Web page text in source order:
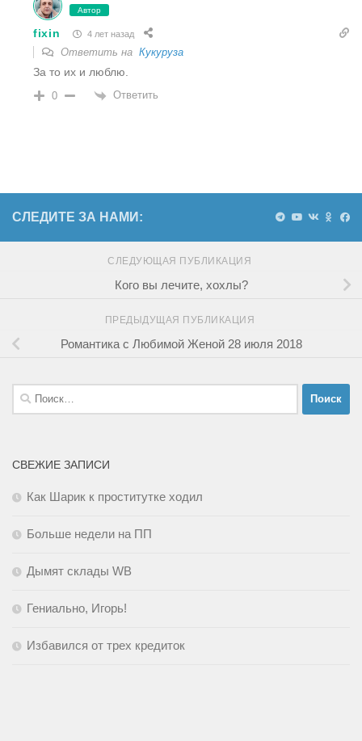
Автор
fixin 4 лет назад
Ответить на Кукуруза
За то их и люблю.
0 Ответить
СЛЕДИТЕ ЗА НАМИ:
СЛЕДУЮЩАЯ ПУБЛИКАЦИЯ
Кого вы лечите, хохлы?
ПРЕДЫДУЩАЯ ПУБЛИКАЦИЯ
Романтика с Любимой Женой 28 июля 2018
Найти:
СВЕЖИЕ ЗАПИСИ
Как Шарик к проститутке ходил
Больше недели на ПП
Дымят склады WB
Гениально, Игорь!
Избавился от трех кредиток